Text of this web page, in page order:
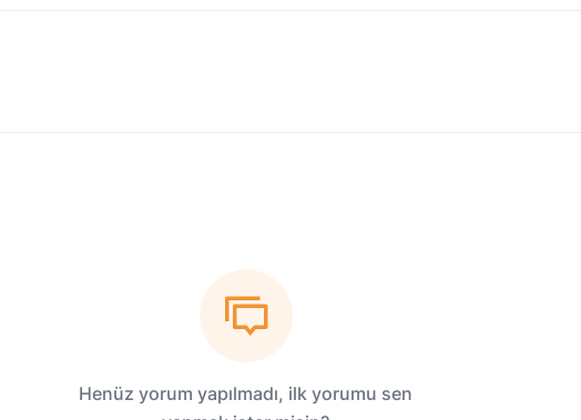
Henüz yorum yapılmadı, ilk yorumu sen